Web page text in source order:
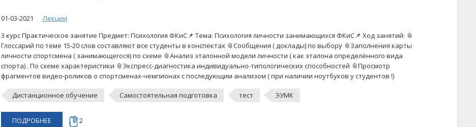
01-03-2021
Лекции
3 курс Практическое занятие Предмет: Психология ФКиС📌 Тема: Психология личности занимающихся ФКиС📌 Ход занятий: 📎
Глоссарий по теме 15-20 слов составляют все студенты в конспектах 📎Сообщения ( доклады) по выбору 📎Заполнения карты
личности спортсмена ( занимающегося) по схеме 📎Анализ эталонной модели личности ( как эталона определённого вида
спорта) . По схеме характеристики 📎Экспресс-диагностика индивидуально-типологических способностей 📎Просмотр
фрагментов видео-роликов о спортсменах-чемпионах с последующим анализом ( при наличии ноутбуков у студентов !)
Дистанционное обучение Самостоятельная подготовка тест ЭУМК
ПОДРОБНЕЕ 2